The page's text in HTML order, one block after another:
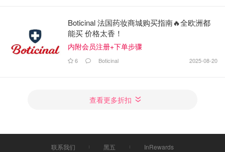
Boticinal 法国药妆商城购买指南🔥全欧洲都
能买 价格太香！
内附会员注册+下单步骤
6 Boticinal 2025-08-20
查看更多折扣
联系我们 黑五 InRewards